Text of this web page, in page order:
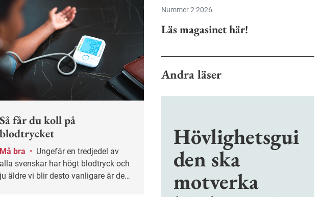
är för hög. Det visar en ny rapport
från Arbetsmiljöverket.
Så får du koll på
blodtrycket
Må bra •
alla svenskar har högt blodtryck och
ju äldre vi blir desto vanligare är det.
Nummer 2 2026
Läs magasinet här!
Andra läser
Hövlighetsgui
den ska
motverka